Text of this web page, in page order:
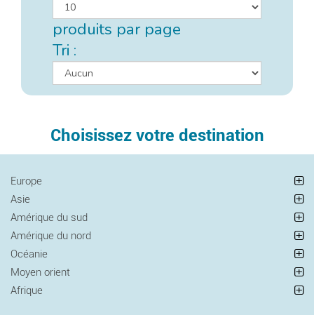
produits par page
Tri :
Choisissez votre destination
Europe
Asie
Amérique du sud
Amérique du nord
Océanie
Moyen orient
Afrique